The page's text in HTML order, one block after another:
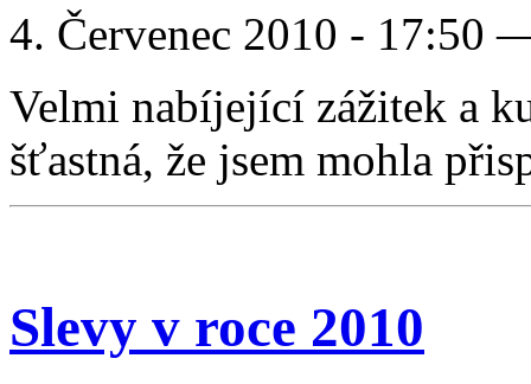
4. Červenec 2010 - 17:50
Velmi nabíjející zážitek a
šťastná, že jsem mohla
Slevy v roce 2010